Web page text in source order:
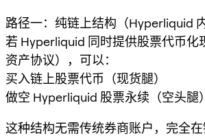
路径一：纯链上结构（Hyperliquid 内
若 Hyperliquid 同时提供股票代币化
资产协议），可以：
买入链上股票代币（现货腿）
做空 Hyperliquid 股票永续（空头腿）
这种结构无需传统券商账户，完全